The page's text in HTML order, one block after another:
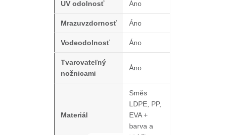
UV odolnosť Áno
Mrazuvzdornosť Áno
Vodeodolnosť Áno
Tvarovateľný
nožnicami
Áno
Materiál
Směs
LDPE, PP,
EVA +
barva a